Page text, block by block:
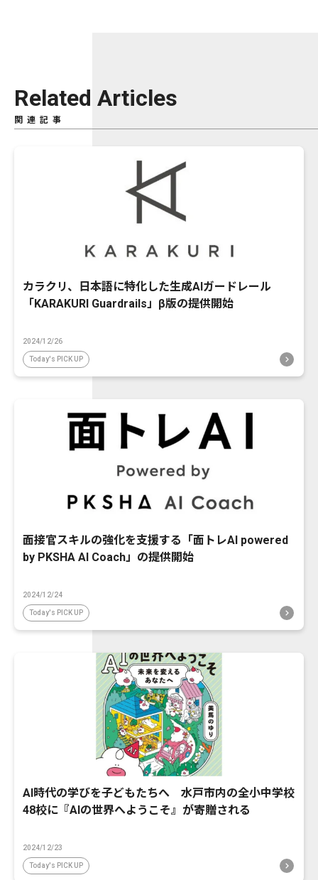
Related Articles
関連記事
カラクリ、日本語に特化した生成AIガードレール
「KARAKURI Guardrails」β版の提供開始
2024/12/26
Today's PICK UP
面接官スキルの強化を支援する「面トレAI powered
by PKSHA AI Coach」の提供開始
2024/12/24
Today's PICK UP
AI時代の学びを子どもたちへ 水戸市内の全小中学校
48校に『AIの世界へようこそ』が寄贈される
2024/12/23
Today's PICK UP